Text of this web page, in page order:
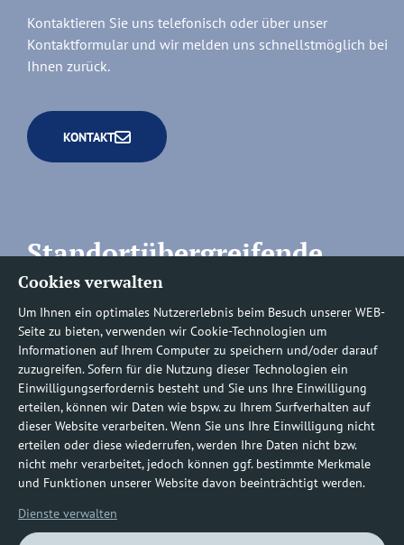
Cookies verwalten
Um Ihnen ein optimales Nutzererlebnis beim Besuch unserer WEB-
Seite zu bieten, verwenden wir Cookie-Technologien um
Informationen auf Ihrem Computer zu speichern und/oder darauf
zuzugreifen. Sofern für die Nutzung dieser Technologien ein
Einwilligungserfordernis besteht und Sie uns Ihre Einwilligung
erteilen, können wir Daten wie bspw. zu Ihrem Surfverhalten auf
dieser Website verarbeiten. Wenn Sie uns Ihre Einwilligung nicht
erteilen oder diese wiederrufen, werden Ihre Daten nicht bzw.
nicht mehr verarbeitet, jedoch können ggf. bestimmte Merkmale
und Funktionen unserer Website davon beeinträchtigt werden.
Dienste verwalten
Kontaktieren Sie uns telefonisch oder über unser
Kontaktformular und wir melden uns schnellstmöglich bei
Ihnen zurück.
KONTAKT
Standortübergreifende
Rufnummern
Befundauskünfte/
Nachforderungen
0800 1219100-10